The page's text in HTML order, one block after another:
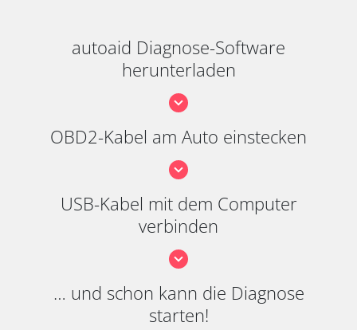
autoaid Diagnose-Software
herunterladen
OBD2-Kabel am Auto einstecken
USB-Kabel mit dem Computer
verbinden
… und schon kann die Diagnose
starten!